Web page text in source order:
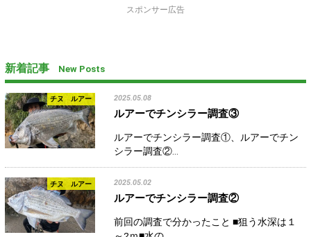
スポンサー広告
新着記事 New Posts
チヌ ルアー 2025.05.08
ルアーでチンシラー調査③
ルアーでチンシラー調査①、ルアーでチン
シラー調査②…
チヌ ルアー 2025.05.02
ルアーでチンシラー調査②
前回の調査で分かったこと ■狙う水深は１